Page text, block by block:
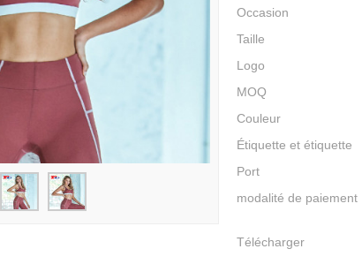
Occasion
Taille
Logo
MOQ
Couleur
Étiquette et étiquette
Port
modalité de paiement
Télécharger